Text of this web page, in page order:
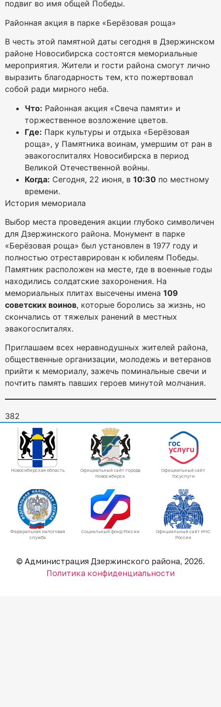
подвиг во имя общей Победы.
Районная акция в парке «Берёзовая роща»
В честь этой памятной даты сегодня в Дзержинском
районе Новосибирска состоятся мемориальные
мероприятия. Жители и гости района смогут лично
выразить благодарность тем, кто пожертвовал
собой ради мирного неба.
Что: Районная акция «Свеча памяти» и
торжественное возложение цветов.
Где: Парк культуры и отдыха «Берёзовая
роща», у Памятника воинам, умершим от ран в
эвакогоспиталях Новосибирска в период
Великой Отечественной войны.
Когда: Сегодня, 22 июня, в 10:30 по местному
времени.
История мемориала
Выбор места проведения акции глубоко символичен
для Дзержинского района. Монумент в парке
«Берёзовая роща» был установлен в 1977 году и
полностью отреставрирован к юбилеям Победы.
Памятник расположен на месте, где в военные годы
находились солдатские захоронения. На
мемориальных плитах высечены имена 109
советских воинов, которые боролись за жизнь, но
скончались от тяжелых ранений в местных
эвакогоспиталях.
Приглашаем всех неравнодушных жителей района,
общественные организации, молодежь и ветеранов
прийти к мемориалу, зажечь поминальные свечи и
почтить память павших героев минутой молчания.
382
Новосибирская область
Официальный сайт города
Новосибирск
Официальный сайт
Госуслуги
Федеральная налоговая
служба
Социальный фонд России
Официальный сайт МЧС
России
© Администрация Дзержинского района, 2026.
Политика конфиденциальности